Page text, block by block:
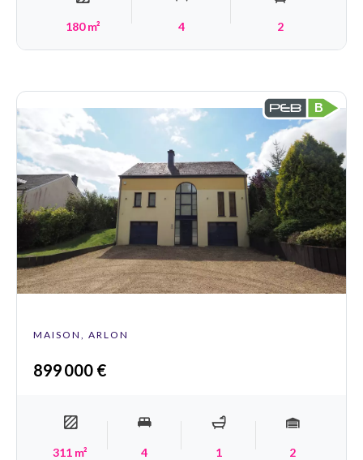
180 m² 4 2
MAISON, ARLON
899 000 €
311 m² 4 1 2
B